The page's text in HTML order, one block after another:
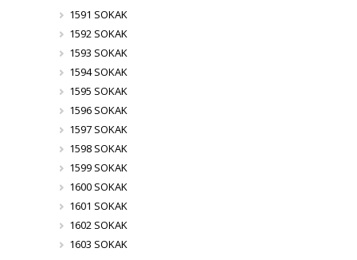
1591 SOKAK
1592 SOKAK
1593 SOKAK
1594 SOKAK
1595 SOKAK
1596 SOKAK
1597 SOKAK
1598 SOKAK
1599 SOKAK
1600 SOKAK
1601 SOKAK
1602 SOKAK
1603 SOKAK